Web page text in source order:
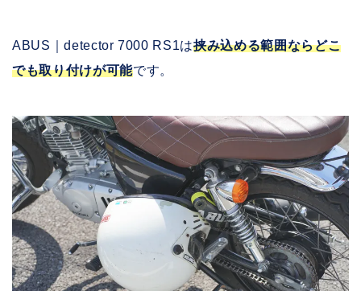
ABUS｜detector 7000 RS1は挟み込める範囲ならどこ
でも取り付けが可能です。